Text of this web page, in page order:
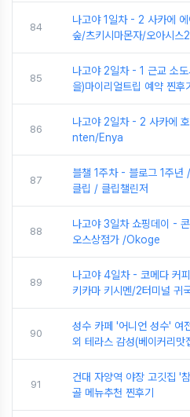
84
나고야 1일차 - 2 사카에
숲/츠키시마몬자/오아시스
85
나고야 2일차 - 1 근교 소
을)마이리얼트립 예약 찐후
86
나고야 2일차 - 2 사카에
nten/Enya
87
블챌 1주차 - 블로그 1주년
클립 / 클립챌린저
88
나고야 3일차 쇼핑데이 -
오스상점가 /Okoge
89
나고야 4일차 - 코메다 커
키카마 키시멘/2터미널 귀
90
성수 카페 '어니언 성수' 여
외 테라스 감성(베이커리맛
91
건대 자양역 야장 고깃집 '
골 메뉴추천 찐후기